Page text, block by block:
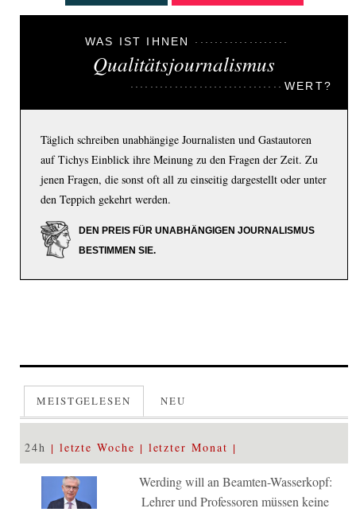
WAS IST IHNEN
Qualitätsjournalismus
WERT?
Täglich schreiben unabhängige Journalisten und Gastautoren
auf Tichys Einblick ihre Meinung zu den Fragen der Zeit. Zu
jenen Fragen, die sonst oft all zu einseitig dargestellt oder unter
den Teppich gekehrt werden.
DEN PREIS FÜR UNABHÄNGIGEN JOURNALISMUS
BESTIMMEN SIE.
MEISTGELESEN NEU
24h letzte Woche letzter Monat
Werding will an Beamten-Wasserkopf:
Lehrer und Professoren müssen keine